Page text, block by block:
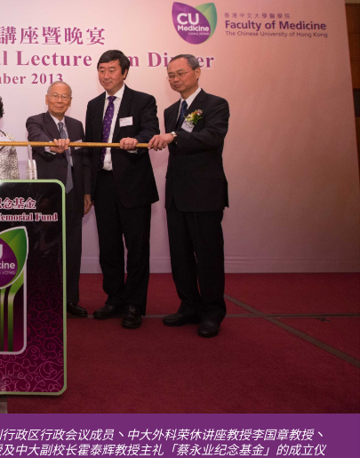
政区行政会议成员丶中大外科荣休讲座教授李国章教授丶
中大副校长霍泰辉教授主礼「蔡永业纪念基金」的成立仪